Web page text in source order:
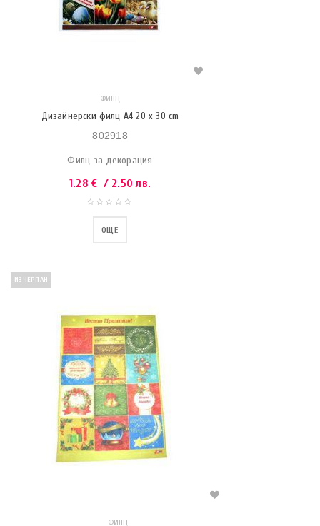
ФИЛЦ
Дизайнерски филц A4 20 x 30 cm
802918
Филц за декорация
1.28€ / 2.50 лв.
ОЩЕ
ИЗЧЕРПАН
ФИЛЦ